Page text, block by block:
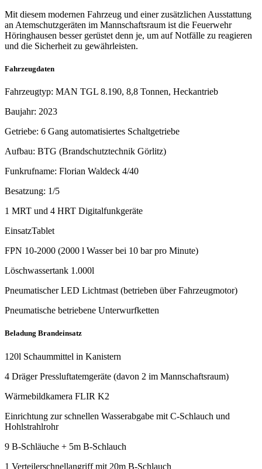
Mit diesem modernen Fahrzeug und einer zusätzlichen Ausstattung
an Atemschutzgeräten im Mannschaftsraum ist die Feuerwehr
Höringhausen besser gerüstet denn je, um auf Notfälle zu reagieren
und die Sicherheit zu gewährleisten.
Fahrzeugdaten
Fahrzeugtyp: MAN TGL 8.190, 8,8 Tonnen, Heckantrieb
Baujahr: 2023
Getriebe: 6 Gang automatisiertes Schaltgetriebe
Aufbau: BTG (Brandschutztechnik Görlitz)
Funkrufname: Florian Waldeck 4/40
Besatzung: 1/5
1 MRT und 4 HRT Digitalfunkgeräte
EinsatzTablet
FPN 10-2000 (2000 l Wasser bei 10 bar pro Minute)
Löschwassertank 1.000l
Pneumatischer LED Lichtmast (betrieben über Fahrzeugmotor)
Pneumatische betriebene Unterwurfketten
Beladung Brandeinsatz
120l Schaummittel in Kanistern
4 Dräger Pressluftatemgeräte (davon 2 im Mannschaftsraum)
Wärmebildkamera FLIR K2
Einrichtung zur schnellen Wasserabgabe mit C-Schlauch und
Hohlstrahlrohr
9 B-Schläuche + 5m B-Schlauch
1 Verteilerschnellangriff mit 20m B-Schlauch